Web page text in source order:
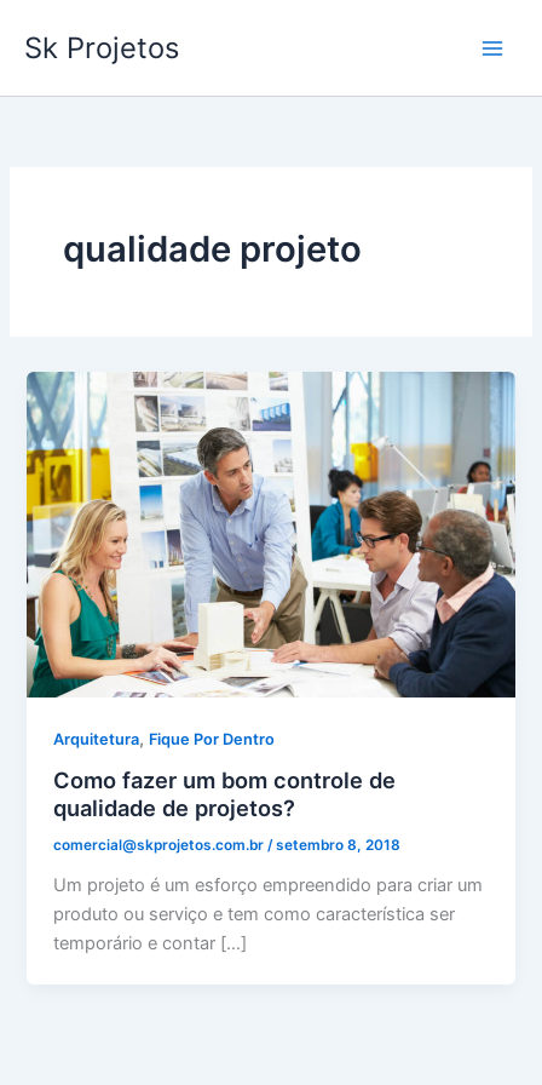
para
conteúdo
Sk Projetos
qualidade projeto
Arquitetura, Fique Por Dentro
Como fazer um bom controle de
qualidade de projetos?
comercial@skprojetos.com.br/setembro 8, 2018
Um projeto é um esforço empreendido para criar um
produto ou serviço e tem como característica ser
temporário e contar […]